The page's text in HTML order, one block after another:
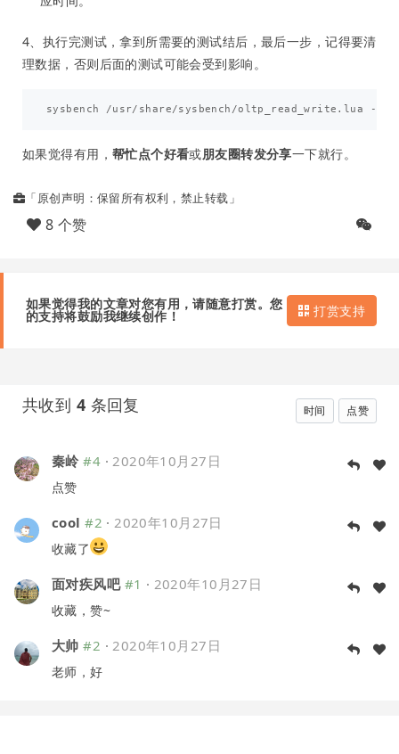
4、执行完测试，拿到所需要的测试结后，最后一步，记得要清
理数据，否则后面的测试可能会受到影响。
如果觉得有用， 帮忙点个好看或朋友圈转发分享一下就行。
「原创声明：保留所有权利，禁止转载」
8 个赞
如果觉得我的文章对您有用，请随意打赏。您
的支持将鼓励我继续创作！ 打赏支持
共收到 4 条回复 时间 点赞
秦岭 #4 · 2020年10月27日
点赞
cool #2 · 2020年10月27日
收藏了
面对疾风吧 #1 · 2020年10月27日
收藏，赞~
大帅 #2 · 2020年10月27日
老师，好